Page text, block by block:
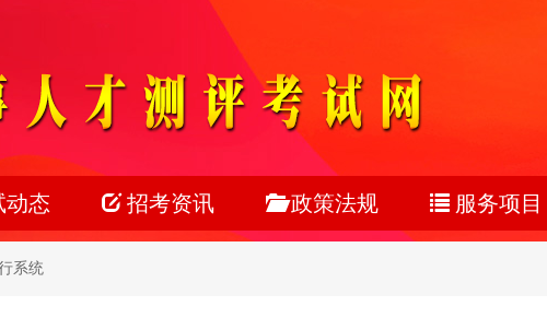
动态
态
招考资讯 政策法规 服务项目
系统